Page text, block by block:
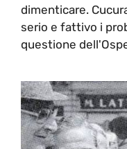
dimenticare.
serio e fattivo i
questione